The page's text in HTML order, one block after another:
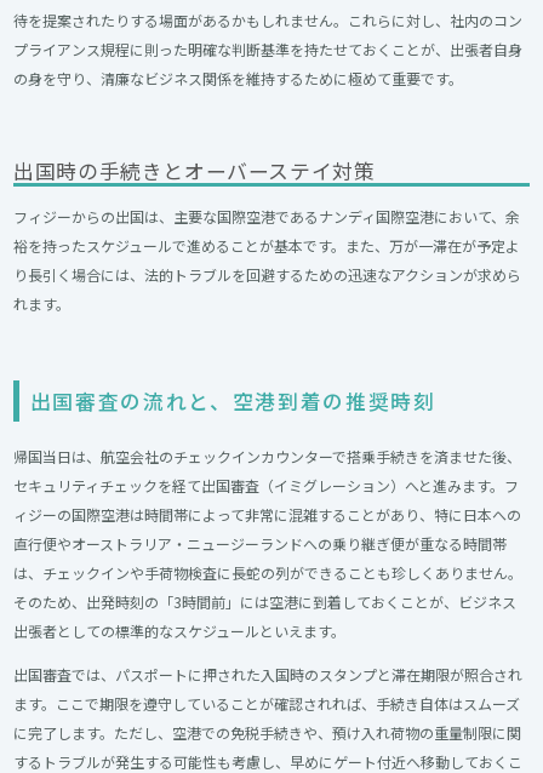
待を提案されたりする場面があるかもしれません。これらに対し、社内のコン
プライアンス規程に則った明確な判断基準を持たせておくことが、出張者自身
の身を守り、清廉なビジネス関係を維持するために極めて重要です。
出国時の手続きとオーバーステイ対策
フィジーからの出国は、主要な国際空港であるナンディ国際空港において、余
裕を持ったスケジュールで進めることが基本です。また、万が一滞在が予定よ
り長引く場合には、法的トラブルを回避するための迅速なアクションが求めら
れます。
出国審査の流れと、空港到着の推奨時刻​
帰国当日は、航空会社のチェックインカウンターで搭乗手続きを済ませた後、
セキュリティチェックを経て出国審査（イミグレーション）へと進みます。フ
ィジーの国際空港は時間帯によって非常に混雑することがあり、特に日本への
直行便やオーストラリア・ニュージーランドへの乗り継ぎ便が重なる時間帯
は、チェックインや手荷物検査に長蛇の列ができることも珍しくありません。
そのため、出発時刻の「3時間前」には空港に到着しておくことが、ビジネス
出張者としての標準的なスケジュールといえます。
出国審査では、パスポートに押された入国時のスタンプと滞在期限が照合され
ます。ここで期限を遵守していることが確認されれば、手続き自体はスムーズ
に完了します。ただし、空港での免税手続きや、預け入れ荷物の重量制限に関
するトラブルが発生する可能性も考慮し、早めにゲート付近へ移動しておくこ